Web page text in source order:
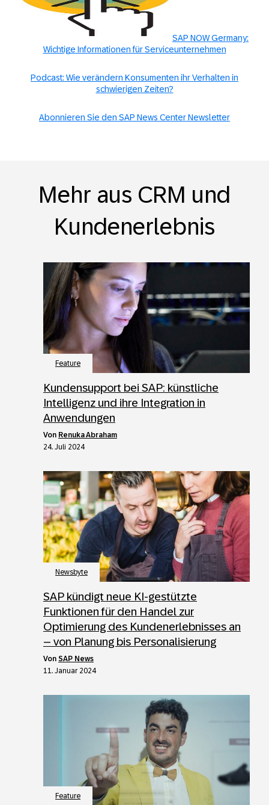
SAP NOW Germany:
Wichtige Informationen für Serviceunternehmen
Podcast: Wie verändern Konsumenten ihr Verhalten in
schwierigen Zeiten?
Abonnieren Sie den SAP News Center Newsletter
Mehr aus CRM und
Kundenerlebnis
Feature
Kundensupport bei SAP: künstliche
Intelligenz und ihre Integration in
Anwendungen
von Renuka Abraham
24. Juli 2024
Newsbyte
SAP kündigt neue KI-gestützte
Funktionen für den Handel zur
Optimierung des Kundenerlebnisses an
– von Planung bis Personalisierung
von SAP News
11. Januar 2024
Feature